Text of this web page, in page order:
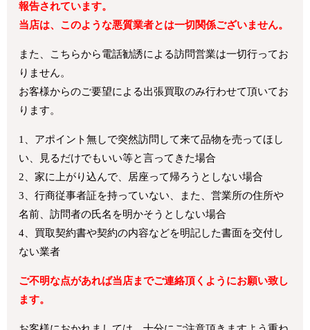
報告されています。
当店は、このような悪質業者とは一切関係ございません。
また、こちらから電話勧誘による訪問営業は一切行ってお
りません。
お客様からのご要望による出張買取のみ行わせて頂いてお
ります。
1、アポイント無しで突然訪問して来て品物を売ってほし
い、見るだけでもいい等と言ってきた場合
2、家に上がり込んで、居座って帰ろうとしない場合
3、行商従事者証を持っていない、また、営業所の住所や
名前、訪問者の氏名を明かそうとしない場合
4、買取契約書や契約の内容などを明記した書面を交付し
ない業者
ご不明な点があれば当店までご連絡頂くようにお願い致し
ます。